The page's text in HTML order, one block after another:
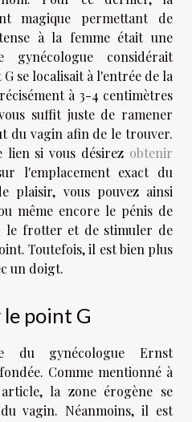
magique permettant de
à la femme était une
gynécologue considérait
se localisait à l'entrée de la
à 3-4 centimètres
suffit juste de ramener
du vagin afin de le trouver.
lien si vous désirez obtenir
l'emplacement exact du
plaisir, vous pouvez ainsi
même encore le pénis de
le frotter et de stimuler de
Toutefois, il est bien plus
un doigt.
point G
du gynécologue Ernst
Comme mentionné à
la zone érogène se
vagin. Néanmoins, il est